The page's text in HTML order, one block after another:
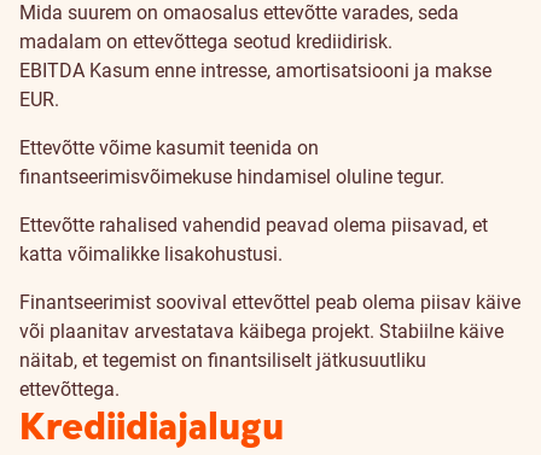
Mida suurem on omaosalus ettevõtte varades, seda
madalam on ettevõttega seotud krediidirisk.
EBITDA Kasum enne intresse, amortisatsiooni ja makse
EUR.
Ettevõtte võime kasumit teenida on
finantseerimisvõimekuse hindamisel oluline tegur.
Ettevõtte rahalised vahendid peavad olema piisavad, et
katta võimalikke lisakohustusi.
Finantseerimist soovival ettevõttel peab olema piisav käive
või plaanitav arvestatava käibega projekt. Stabiilne käive
näitab, et tegemist on finantsiliselt jätkusuutliku
ettevõttega.
Krediidiajalugu